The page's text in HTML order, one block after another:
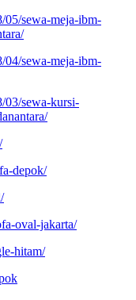
05/sewa-meja-ibm-
04/sewa-meja-ibm-
03/sewa-kursi-
depok/
oval-jakarta/
hitam/